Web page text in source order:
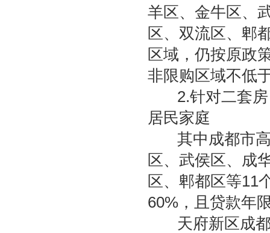
羊区、金牛区、
区、双流区、郫
区域，仍按原政
非限购区域不低
2.针对二套房
居民家庭
其中成都市高
区、武侯区、成
区、郫都区等11
60%，且贷款年
天府新区成都